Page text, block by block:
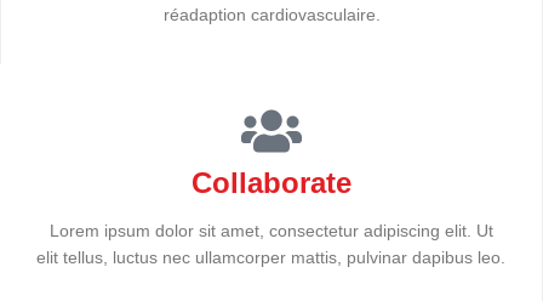
réadaption cardiovasculaire.
Collaborate
Lorem ipsum dolor sit amet, consectetur adipiscing elit. Ut
elit tellus, luctus nec ullamcorper mattis, pulvinar dapibus leo.